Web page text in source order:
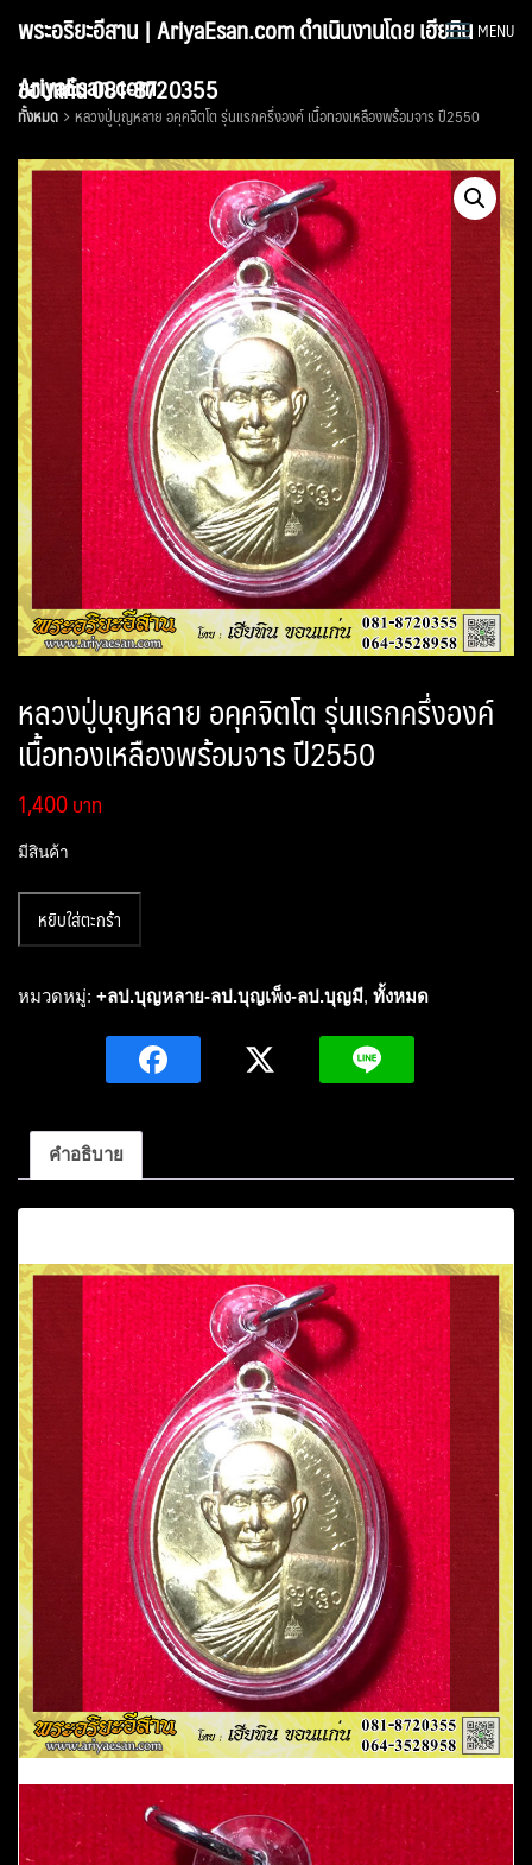
พระอริยะอีสาน | AriyaEsan.com ดำเนินงานโดย เฮียทิน
ขอนแก่น 081-8720355
MENU
AriyaEsan.com
ทั้งหมด หลวงปู่บุญหลาย อคุคจิตโต รุ่นแรกครึ่งองค์ เนื้อทองเหลืองพร้อมจาร ปี2550
หลวงปู่บุญหลาย อคุคจิตโต รุ่นแรกครึ่งองค์
เนื้อทองเหลืองพร้อมจาร ปี2550
1,400
มีสินค้า
หลวง
บุญ
โต
ครึ่ง
เนื้อ
ทอง
เหลือง
พร้อม
จาร
ปี2550
ชิ้น
หยิบใส่ตะกร้า
หมวดหมู่: +ลป.บุญหลาย-ลป.บุญเพ็ง-ลป.บุญมี, ทั้งหมด
คำอธิบาย